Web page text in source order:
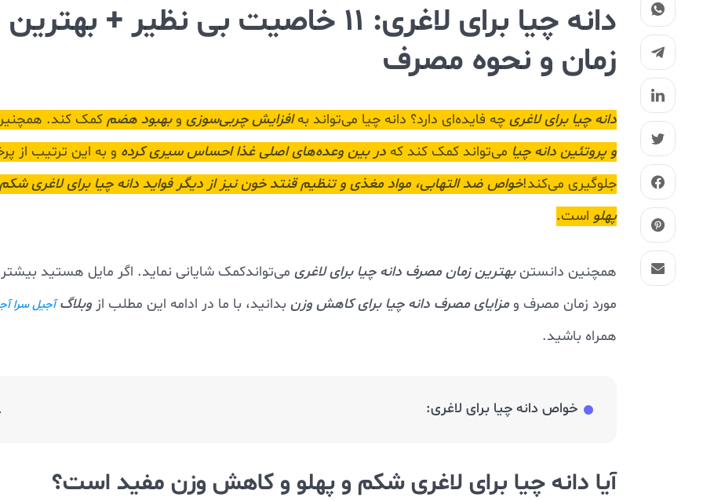
دانه چیا برای لاغری: 11 خاصیت بی نظیر + بهترین
زمان و نحوه مصرف
دانه چیا برای لاغری چه فایده‌ای دارد؟ دانه چیا می‌تواند بهافزایش چربی‌سوزی وبهبود هضم کمک کند.
و پروتئین دانه چیا می‌تواند کمک کند که در بین وعده‌های اصلی غذا احساس سیری کرده و به این ترتیب از
جلوگیری می‌کند!خواص ضد التهابی، مواد مغذی و تنظیم قنتد خون نیز از دیگر فواید دانه چیا برای لاغری
پهلو است.
همچنین دانستنبهترین زمان مصرف دانه چیا برای لاغری می‌تواندکمک شایانی نماید. اگر مایل هستید
مورد زمان مصرف و مزایای مصرف دانه چیا برای کاهش وزن بدانید، با ما در ادامه این مطلب از وبلاگآجیل سرا
همراه باشید.
خواص دانه چیا برای لاغری:
آیا دانه چیا برای لاغری شکم و پهلو و کاهش وزن مفید است؟